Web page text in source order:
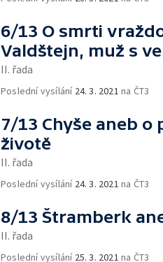
6/13 O smrti
Valdštejn, muž s
II. řada
Poslední vysílání 24. 3. 2021 na ČT3
7/13 Chyše aneb o
životě
II. řada
Poslední vysílání 24. 3. 2021 na ČT3
8/13 Štramberk
II. řada
Poslední vysílání 25. 3. 2021 na ČT3